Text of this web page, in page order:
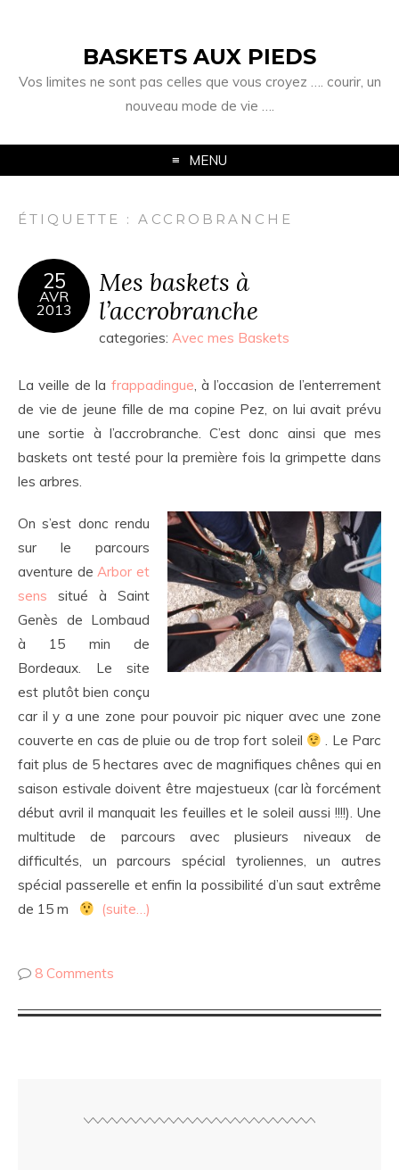
BASKETS AUX PIEDS
Vos limites ne sont pas celles que vous croyez …. courir, un
nouveau mode de vie ….
MENU
ÉTIQUETTE :ACCROBRANCHE
25
AVR
2013
Mes baskets à
l’accrobranche
categories: Avec mes Baskets
La veille de la frappadingue, à l’occasion de l’enterrement
de vie de jeune fille de ma copine Pez, on lui avait prévu
une sortie à l’accrobranche. C’est donc ainsi que mes
baskets ont testé pour la première fois la grimpette dans
les arbres.
On s’est donc rendu
sur le parcours
aventure deArbor et
sens situé à Saint
Genès de Lombaud
à 15 min de
Bordeaux. Le site
est plutôt bien conçu
car il y a une zone pour pouvoir pic niquer avec une zone
couverte en cas de pluie ou de trop fort soleil
. Le Parc
fait plus de 5 hectares avec de magnifiques chênes qui en
saison estivale doivent être majestueux (car là forcément
début avril il manquait les feuilles et le soleil aussi !!!!). Une
multitude de parcours avec plusieurs niveaux de
difficultés, un parcours spécial tyroliennes, un autres
spécial passerelle et enfin la possibilité d’un saut extrême
de 15 m
(suite…)
8 Comments